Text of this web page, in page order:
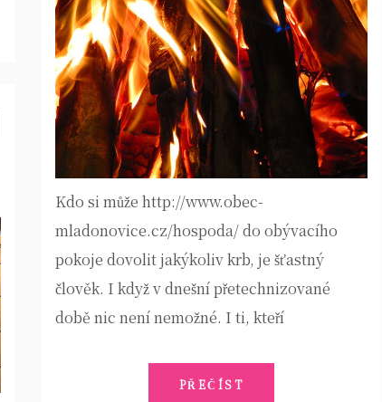
Kdo si může http://www.obec-
mladonovice.cz/hospoda/ do obývacího
pokoje dovolit jakýkoliv krb, je šťastný
člověk. I když v dnešní přetechnizované
době nic není nemožné. I ti, kteří
PŘEČÍST